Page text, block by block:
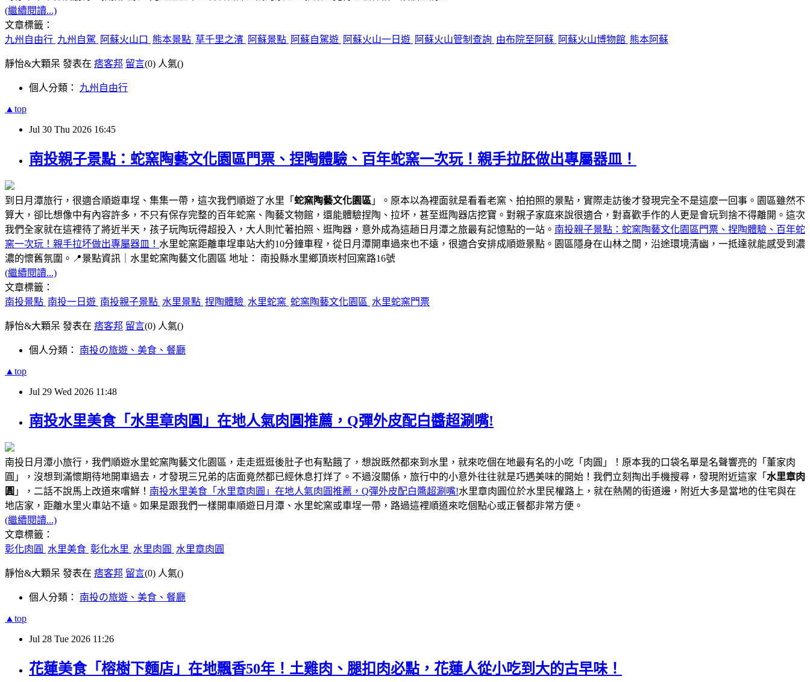
(繼續閱讀...)
文章標籤：
九州自由行 九州自駕 阿蘇火山口 熊本景點 草千里之濱 阿蘇景點 阿蘇自駕遊 阿蘇火山一日遊 阿蘇火山管制查詢 由布院至阿蘇 阿蘇火山博物館 熊本阿蘇
靜怡&大顆呆 發表在 痞客邦 留言(0) 人氣()
個人分類： 九州自由行
▲top
Jul 30 Thu 2026 16:45
南投親子景點：蛇窯陶藝文化園區門票、捏陶體驗、百年蛇窯一次玩！親手拉胚做出專屬器皿！
到日月潭旅行，很適合順遊車埕、集集一帶，這次我們順遊了水里「 蛇窯陶藝文化園區 」。原本以為裡面就是看看老窯、拍拍照的景點，實際走訪後才發現完全不是這麼一回事。園區雖然不
算大，卻比想像中有內容許多，不只有保存完整的百年蛇窯、陶藝文物館，還能體驗捏陶、拉坏，甚至逛陶器店挖寶。對親子家庭來說很適合，對喜歡手作的人更是會玩到捨不得離開。這次
我們全家就在這裡待了將近半天，孩子玩陶玩得超投入，大人則忙著拍照、逛陶器，意外成為這趟日月潭之旅最有記憶點的一站。 南投親子景點：蛇窯陶藝文化園區門票、捏陶體驗、百年蛇
窯一次玩！親手拉坏做出專屬器皿！ 水里蛇窯距離車埕車站大約10分鐘車程，從日月潭開車過來也不遠，很適合安排成順遊景點。園區隱身在山林之間，沿途環境清幽，一抵達就能感受到濃
濃的懷舊氛圍。📍景點資訊｜水里蛇窯陶藝文化園區 地址： 南投縣水里鄉頂崁村回窯路16號
(繼續閱讀...)
文章標籤：
南投景點 南投一日遊 南投親子景點 水里景點 捏陶體驗 水里蛇窯 蛇窯陶藝文化園區 水里蛇窯門票
靜怡&大顆呆 發表在 痞客邦 留言(0) 人氣()
個人分類： 南投の旅遊、美食、餐廳
▲top
Jul 29 Wed 2026 11:48
南投水里美食「水里章肉圓」在地人氣肉圓推薦，Q彈外皮配白醬超涮嘴!
南投日月潭小旅行，我們順遊水里蛇窯陶藝文化園區，走走逛逛後肚子也有點餓了，想說既然都來到水里，就來吃個在地最有名的小吃「肉圓」！原本我的口袋名單是名聲響亮的「董家肉
圓」，沒想到滿懷期待地開車過去，才發現三兄弟的店面竟然都已經休息打烊了。不過沒關係，旅行中的小意外往往就是巧遇美味的開始！我們立刻掏出手機搜尋，發現附近這家「 水里章肉
圓 」，二話不說馬上改道來嚐鮮！ 南投水里美食「水里章肉圓」在地人氣肉圓推薦，Q彈外皮配白醬超涮嘴!水里章肉圓位於水里民權路上，就在熱鬧的街道邊，附近大多是當地的住宅與在
地店家， 距離水里火車站不遠 。如果是跟我們一樣開車順遊日月潭、水里蛇窯或車埕一帶，路過這裡順道來吃個點心或正餐都非常方便。
(繼續閱讀...)
文章標籤：
彰化肉圓
水里美食 彰化水里 水里肉圓 水里章肉圓
靜怡&大顆呆 發表在 痞客邦 留言(0) 人氣()
個人分類： 南投の旅遊、美食、餐廳
▲top
Jul 28 Tue 2026 11:26
花蓮美食「榕樹下麵店」在地飄香50年！土雞肉、腿扣肉必點，花蓮人從小吃到大的古早味！